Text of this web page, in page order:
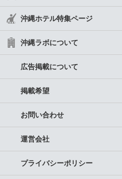
沖縄ホテル特集ページ
沖縄ラボについて
広告掲載について
掲載希望
お問い合わせ
運営会社
プライバシーポリシー